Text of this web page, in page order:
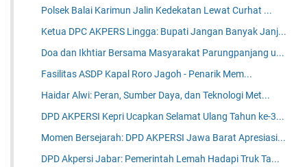
Polsek Balai Karimun Jalin Kedekatan Lewat Curhat ...
Ketua DPC AKPERS Lingga: Bupati Jangan Banyak Janj...
Doa dan Ikhtiar Bersama Masyarakat Parungpanjang u...
Fasilitas ASDP Kapal Roro Jagoh - Penarik Mem...
Haidar Alwi: Peran, Sumber Daya, dan Teknologi Met...
DPD AKPERSI Kepri Ucapkan Selamat Ulang Tahun ke-3...
Momen Bersejarah: DPD AKPERSI Jawa Barat Apresiasi...
DPD Akpersi Jabar: Pemerintah Lemah Hadapi Truk Ta...